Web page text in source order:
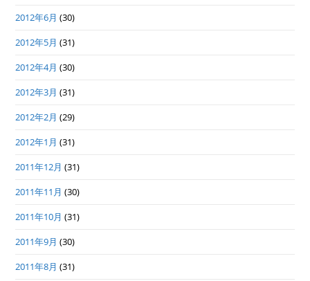
2012年6月 (30)
2012年5月 (31)
2012年4月 (30)
2012年3月 (31)
2012年2月 (29)
2012年1月 (31)
2011年12月 (31)
2011年11月 (30)
2011年10月 (31)
2011年9月 (30)
2011年8月 (31)